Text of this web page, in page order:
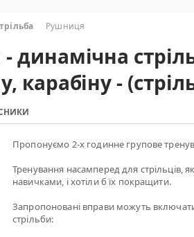
Рушниця
динамічна
карабіну -
Пропонуємо 2-х годинне групове
Тренування насамперед для стрільців,
навичками, і хотіли б їх покращити.
Запропоновані вправи можуть
стрільби: